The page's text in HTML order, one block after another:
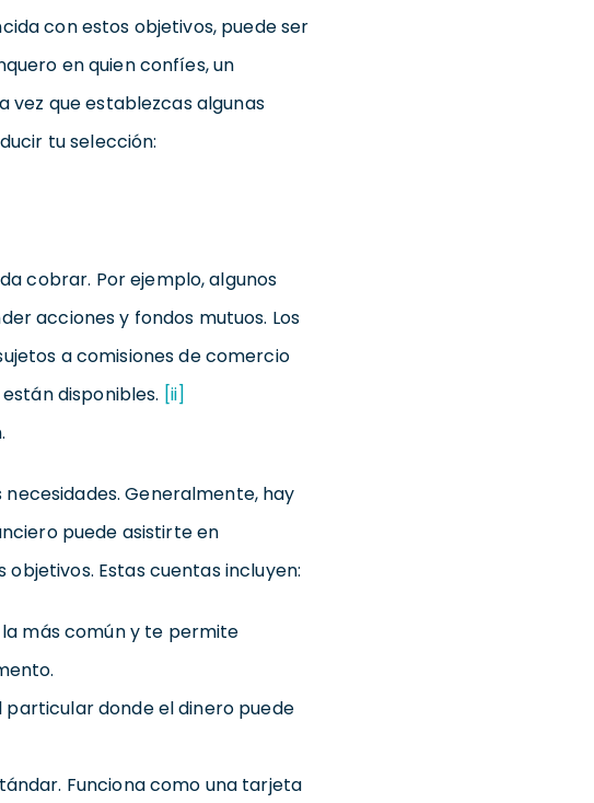
con estos objetivos, puede ser
en quien confíes, un
vez que establezcas algunas
tu selección:
cobrar. Por ejemplo, algunos
acciones y fondos mutuos. Los
a comisiones de comercio
disponibles. [ii]
Generalmente, hay
puede asistirte en
Estas cuentas incluyen:
más común y te permite
particular donde el dinero puede
Funciona como una tarjeta